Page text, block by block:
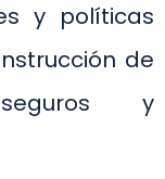
y políticas
de
y